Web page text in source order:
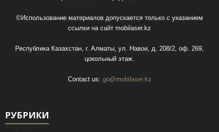
©Использование материалов допускается только с указанием
ссылки на сайт mobilaser.kz
Республика Казахстан, г. Алматы, ул. Навои, д. 208/2, оф. 269,
цокольный этаж.
Contact us: go@mobilaser.kz
РУБРИКИ